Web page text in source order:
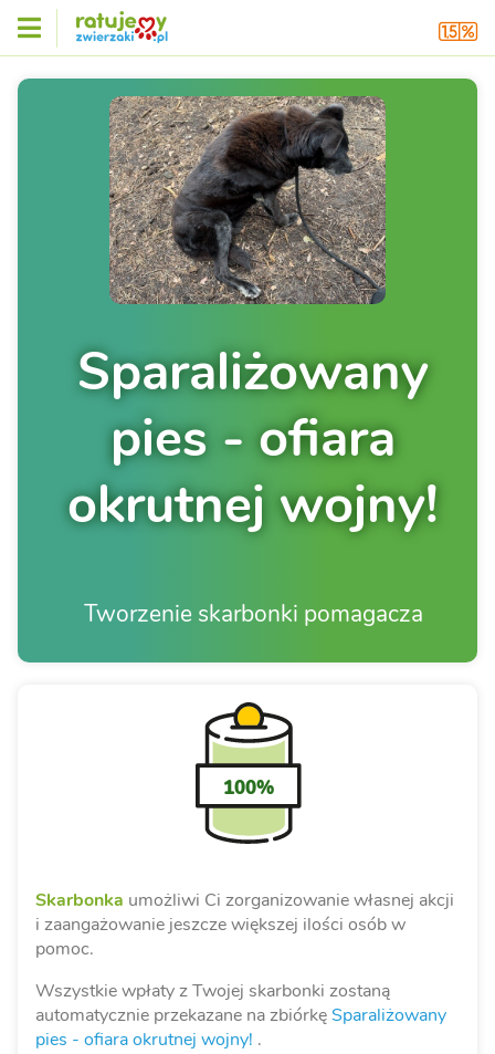
Sparaliżowany
pies - ofiara
okrutnej wojny!
Tworzenie skarbonki pomagacza
100%
Skarbonka umożliwi Ci zorganizowanie własnej akcji
i zaangażowanie jeszcze większej ilości osób w
pomoc.
Wszystkie wpłaty z Twojej skarbonki zostaną
automatycznie przekazane na zbiórkęSparaliżowany
pies - ofiara okrutnej wojny! .